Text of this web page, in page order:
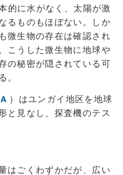
的に水がなく、太陽が激
るものもほぼない。しか
微生物の存在は確認され
こうした微生物に地球や
の秘密が隠されている可
。
）はユンガイ地区を地球
と見なし、探査機のテス
はごくわずかだが、広い